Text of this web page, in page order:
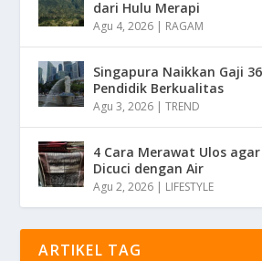
dari Hulu Merapi
Agu 4, 2026 | RAGAM
Singapura Naikkan Gaji
Pendidik Berkualitas
Agu 3, 2026 |TREND
4 Cara Merawat Ulos
Dicuci dengan Air
Agu 2, 2026 | LIFESTYLE
ARTIKEL TAG